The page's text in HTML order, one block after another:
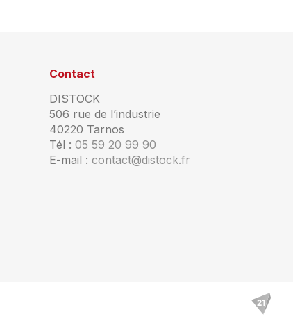
Contact
DISTOCK
506 rue de l’industrie
40220 Tarnos
Tél : 05 59 20 99 90
E-mail : contact@distock.fr